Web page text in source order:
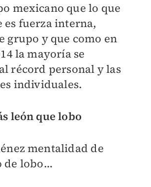
mexicano que lo que
es fuerza interna,
grupo y que como en
la mayoría se
récord personal y las
individuales.
león que lobo
mentalidad de
de lobo…